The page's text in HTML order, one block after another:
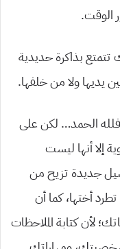
الوقت.
تتمتع بذاكرة حديدية
يديها ولا من خلفها.
الحمد… لكن على
إلا أنها ليست
جديدة تزيح من
أختها، كما أن
لأن كتابة الملاحظات